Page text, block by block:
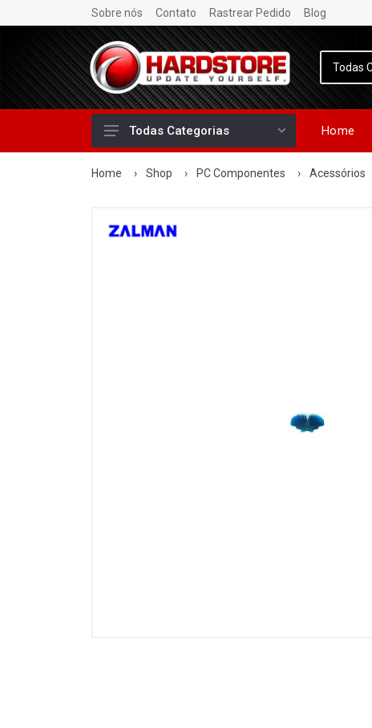
Sobre nós Contato Rastrear Pedido Blog
Todas Categorias Home
Home › Shop › PC Componentes › Acessórios